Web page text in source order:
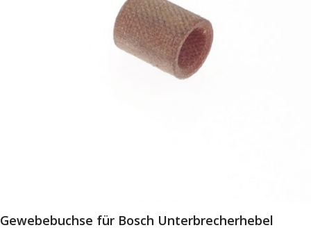
Gewebebuchse für Bosch Unterbrecherhebel